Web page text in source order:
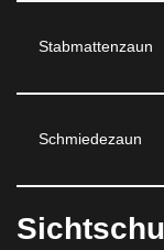
Stabmattenzaun
Schmiedezaun